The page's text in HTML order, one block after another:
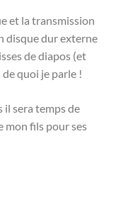
et la transmission
disque dur externe
de diapos (et
de quoi je parle !
il sera temps de
mon fils pour ses